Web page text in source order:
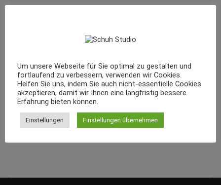
Um unsere Webseite für Sie optimal zu gestalten und
fortlaufend zu verbessern, verwenden wir Cookies.
Helfen Sie uns, indem Sie auch nicht-essentielle Cookies
akzeptieren, damit wir Ihnen eine langfristig bessere
Erfahrung bieten können.
Einstellungen Einstellungen übernehmen